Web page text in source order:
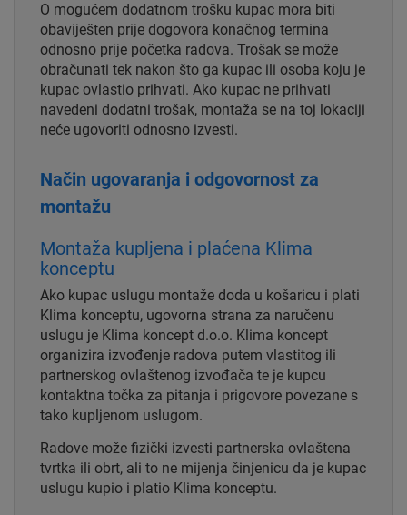
O mogućem dodatnom trošku kupac mora biti
obaviješten prije dogovora konačnog termina
odnosno prije početka radova. Trošak se može
obračunati tek nakon što ga kupac ili osoba koju je
kupac ovlastio prihvati. Ako kupac ne prihvati
navedeni dodatni trošak, montaža se na toj lokaciji
neće ugovoriti odnosno izvesti.
Način ugovaranja i odgovornost za
montažu
Montaža kupljena i plaćena Klima
konceptu
Ako kupac uslugu montaže doda u košaricu i plati
Klima konceptu, ugovorna strana za naručenu
uslugu je Klima koncept d.o.o. Klima koncept
organizira izvođenje radova putem vlastitog ili
partnerskog ovlaštenog izvođača te je kupcu
kontaktna točka za pitanja i prigovore povezane s
tako kupljenom uslugom.
Radove može fizički izvesti partnerska ovlaštena
tvrtka ili obrt, ali to ne mijenja činjenicu da je kupac
uslugu kupio i platio Klima konceptu.